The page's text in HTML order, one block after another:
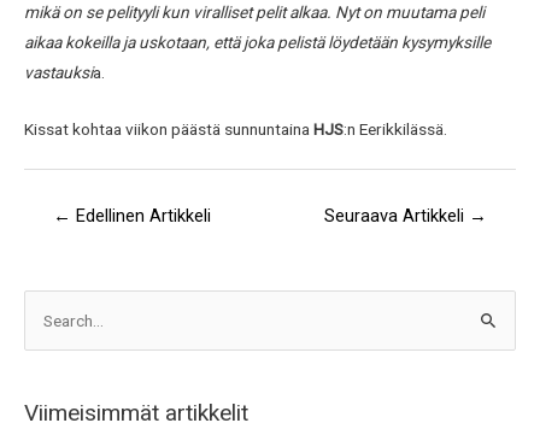
mikä on se pelityyli kun viralliset pelit alkaa. Nyt on muutama peli
aikaa kokeilla ja uskotaan, että joka pelistä löydetään kysymyksille
vastauksia.
Kissat kohtaa viikon päästä sunnuntaina HJS:n Eerikkilässä.
← Edellinen Artikkeli Seuraava Artikkeli →
Viimeisimmät artikkelit
i